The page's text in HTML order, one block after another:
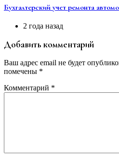
Бухгалтерский учет ремонта
2 года назад
Добавить комментарий
Ваш адрес email не будет
помечены *
Комментарий *